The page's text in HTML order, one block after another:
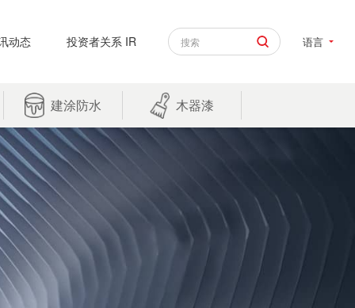
语言
动态 投资者关系 IR
建涂防水 木器漆